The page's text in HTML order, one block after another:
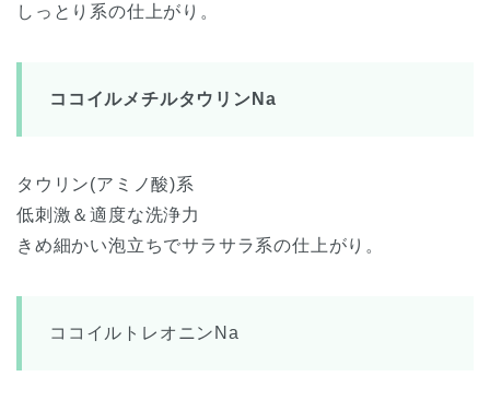
しっとり系の仕上がり。
ココイルメチルタウリンNa
タウリン(アミノ酸)系
低刺激＆適度な洗浄力
きめ細かい泡立ちでサラサラ系の仕上がり。
ココイルトレオニンNa